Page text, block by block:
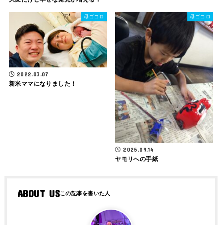
母ゴコロ
2022.03.07
新米ママになりました！
母ゴコロ
2025.09.14
ヤモリへの手紙
ABOUT US